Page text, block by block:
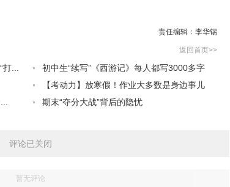
责任编辑：李华锡
返回首页>>
...
初中生“续写”《西游记》每人都写3000多字
【考动力】放寒假！作业大多数是身边事儿
期末“夺分大战”背后的隐忧
评论已关闭
暂无评论